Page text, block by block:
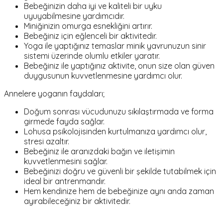
Bebeğinizin daha iyi ve kaliteli bir uyku
uyuyabilmesine yardımcıdır.
Miniğinizin omurga esnekliğini artırır.
Bebeğiniz için eğlenceli bir aktivitedir.
Yoga ile yaptığınız temaslar minik yavrunuzun sinir
sistemi üzerinde olumlu etkiler yaratır.
Bebeğiniz ile yaptığınız aktivite, onun size olan güven
duygusunun kuvvetlenmesine yardımcı olur.
Annelere yoganın faydaları;
Doğum sonrası vücudunuzu sıkılaştırmada ve forma
girmede fayda sağlar.
Lohusa psikolojisinden kurtulmanıza yardımcı olur,
stresi azaltır.
Bebeğiniz ile aranızdaki bağın ve iletişimin
kuvvetlenmesini sağlar.
Bebeğinizi doğru ve güvenli bir şekilde tutabilmek için
ideal bir antrenmandır.
Hem kendinize hem de bebeğinize aynı anda zaman
ayırabileceğiniz bir aktivitedir.